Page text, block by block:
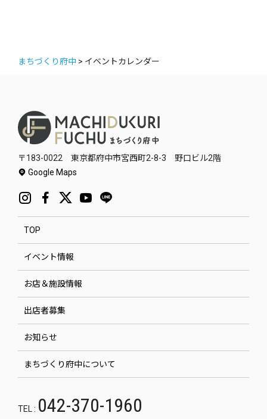
まちづくり府中 > イベントカレンダー
〒183-0022 東京都府中市宮西町2-8-3 野口ビル2階
Google Maps
TOP
イベント情報
お店＆施設情報
出店者募集
お知らせ
まちづくり府中について
TEL : 042-370-1960